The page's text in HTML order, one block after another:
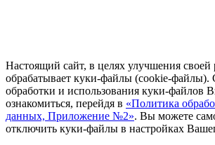
Настоящий сайт, в целях улучшения своей
обрабатывает куки-файлы (cookie-файлы).
обработки и использования куки-файлов
ознакомиться, перейдя в «Политика
данных, Приложение №2». Вы можете
отключить куки-файлы в настройках